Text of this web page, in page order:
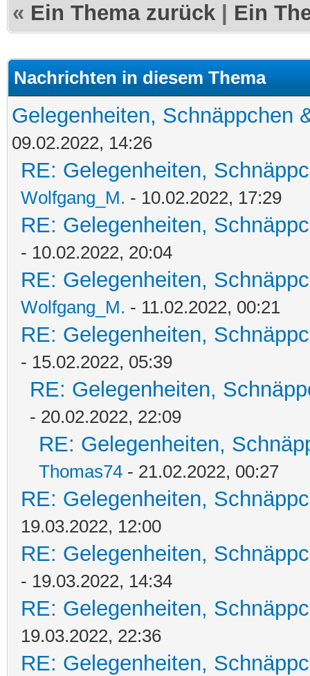
« Ein Thema zurück Ein
Nachrichten in diesem Thema
Gelegenheiten, Schnäppchen
09.02.2022, 14:26
RE: Gelegenheiten,
Wolfgang_M. - 10.02.2022, 17:29
RE: Gelegenheiten,
- 10.02.2022, 20:04
RE: Gelegenheiten,
Wolfgang_M. - 11.02.2022, 00:21
RE: Gelegenheiten,
- 15.02.2022, 05:39
RE: Gelegenheiten,
- 20.02.2022, 22:09
RE: Gelegenheiten,
Thomas74 - 21.02.2022, 00:27
RE: Gelegenheiten,
19.03.2022, 12:00
RE: Gelegenheiten,
- 19.03.2022, 14:34
RE: Gelegenheiten,
19.03.2022, 22:36
RE: Gelegenheiten,